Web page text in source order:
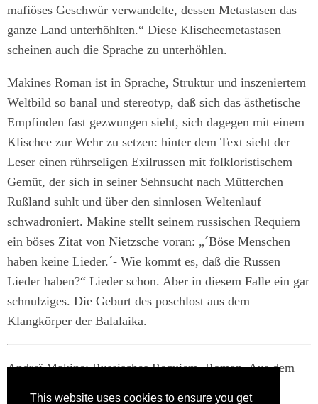
This website uses cookies to ensure you get
mafiöses Geschwür verwandelte, dessen Metastasen das
ganze Land unterhöhlten.“ Diese Klischeemetastasen
scheinen auch die Sprache zu unterhöhlen.
Makines Roman ist in Sprache, Struktur und inszeniertem
Weltbild so banal und stereotyp, daß sich das ästhetische
Empfinden fast gezwungen sieht, sich dagegen mit einem
Klischee zur Wehr zu setzen: hinter dem Text sieht der
Leser einen rührseligen Exilrussen mit folkloristischem
Gemüt, der sich in seiner Sehnsucht nach Mütterchen
Rußland suhlt und über den sinnlosen Weltenlauf
schwadroniert. Makine stellt seinem russischen Requiem
ein böses Zitat von Nietzsche voran: „´Böse Menschen
haben keine Lieder.´- Wie kommt es, daß die Russen
Lieder haben?“ Lieder schon. Aber in diesem Falle ein gar
schnulziges. Die Geburt des poschlost aus dem
Klangkörper der Balalaika.
Andreï Makine: Russisches Requiem. Roman, Aus dem